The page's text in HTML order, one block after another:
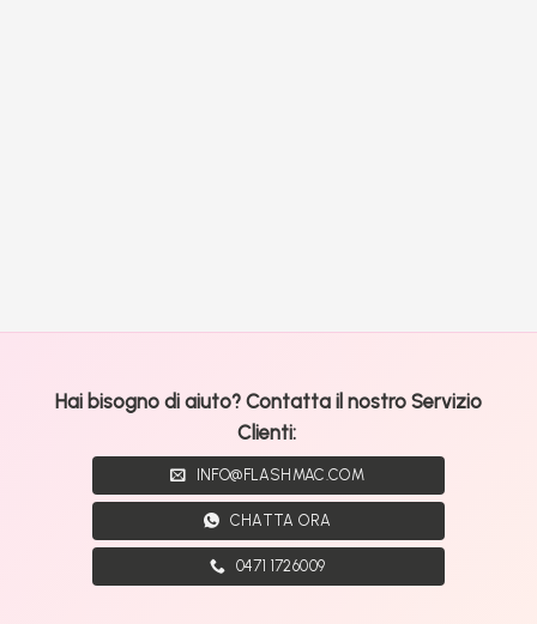
Hai bisogno di aiuto? Contatta il nostro Servizio
Clienti:
INFO@FLASHMAC.COM
CHATTA ORA
0471 1726009